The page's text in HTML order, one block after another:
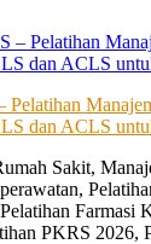
dan ACLS
Sakit,
PKRS